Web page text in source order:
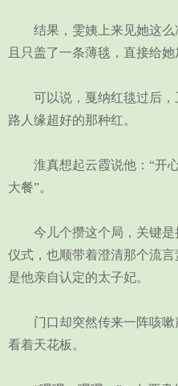
结果，雯姨上来见她这么
且只盖了一条薄毯，直接给她
可以说，戛纳红毯过后，
路人缘超好的那种红。
淮真想起云霞说他：“开心
大餐”。
今儿个攒这个局，关键是
仪式，也顺带着澄清那个流
是他亲自认定的太子妃。
门口却突然传来一阵咳嗽
看着天花板。